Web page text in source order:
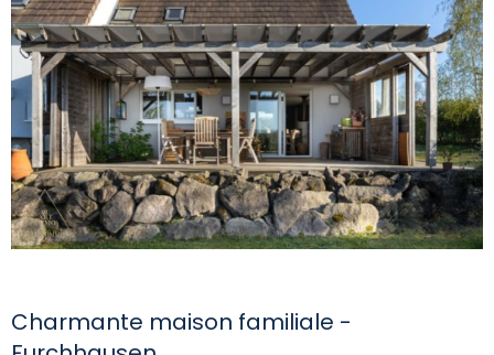
Charmante maison familiale -